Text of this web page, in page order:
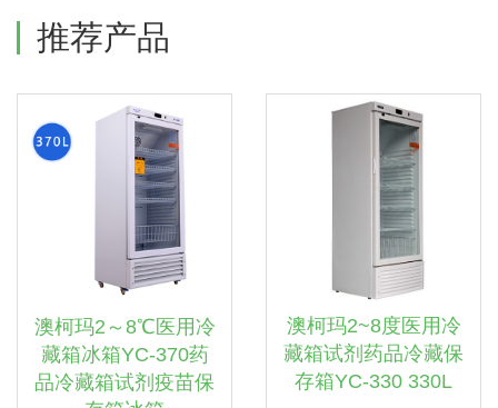
推荐产品
澳柯玛2～8℃医用冷
藏箱冰箱YC-370药
品冷藏箱试剂疫苗保
澳柯玛2~8度医用冷
藏箱试剂药品冷藏保
存箱YC-330 330L